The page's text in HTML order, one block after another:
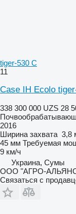
tiger-530 C
11
Case IH Ecolo
338 300 000 UZS 28
2016
Ширина захвата 3,8
45 мм Требуемая
9 км/ч
Украина, Сумы
ООО "АГРО-
Связаться с